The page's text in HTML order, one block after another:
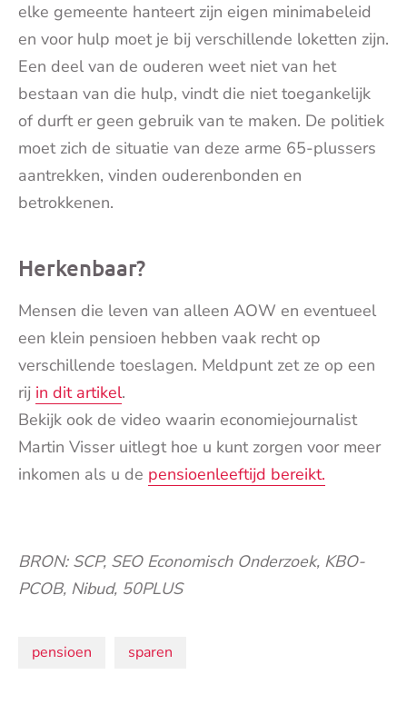
elke gemeente hanteert zijn eigen minimabeleid
en voor hulp moet je bij verschillende loketten zijn.
Een deel van de ouderen weet niet van het
bestaan van die hulp, vindt die niet toegankelijk
of durft er geen gebruik van te maken. De politiek
moet zich de situatie van deze arme 65-plussers
aantrekken, vinden ouderenbonden en
betrokkenen.
Herkenbaar?
Mensen die leven van alleen AOW en eventueel
een klein pensioen hebben vaak recht op
verschillende toeslagen. Meldpunt zet ze op een
rij in dit artikel.
Bekijk ook de video waarin economiejournalist
Martin Visser uitlegt hoe u kunt zorgen voor meer
inkomen als u de pensioenleeftijd bereikt.
BRON: SCP, SEO Economisch Onderzoek, KBO-
PCOB, Nibud, 50PLUS
Onderwerpen:
pensioen sparen